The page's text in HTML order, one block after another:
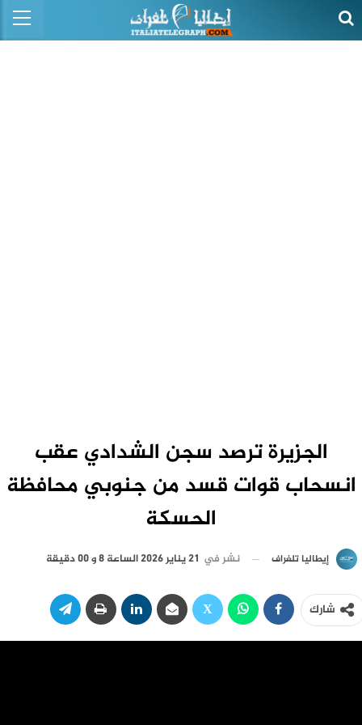
الجزيرة ترصد سجن الشدادي عقب
انسحاب قوات قسد من جنوبي محافظة
الحسكة
إيطاليا تلغراف نشر في 21 يناير 2026 الساعة 8 و 00 دقيقة
شارك